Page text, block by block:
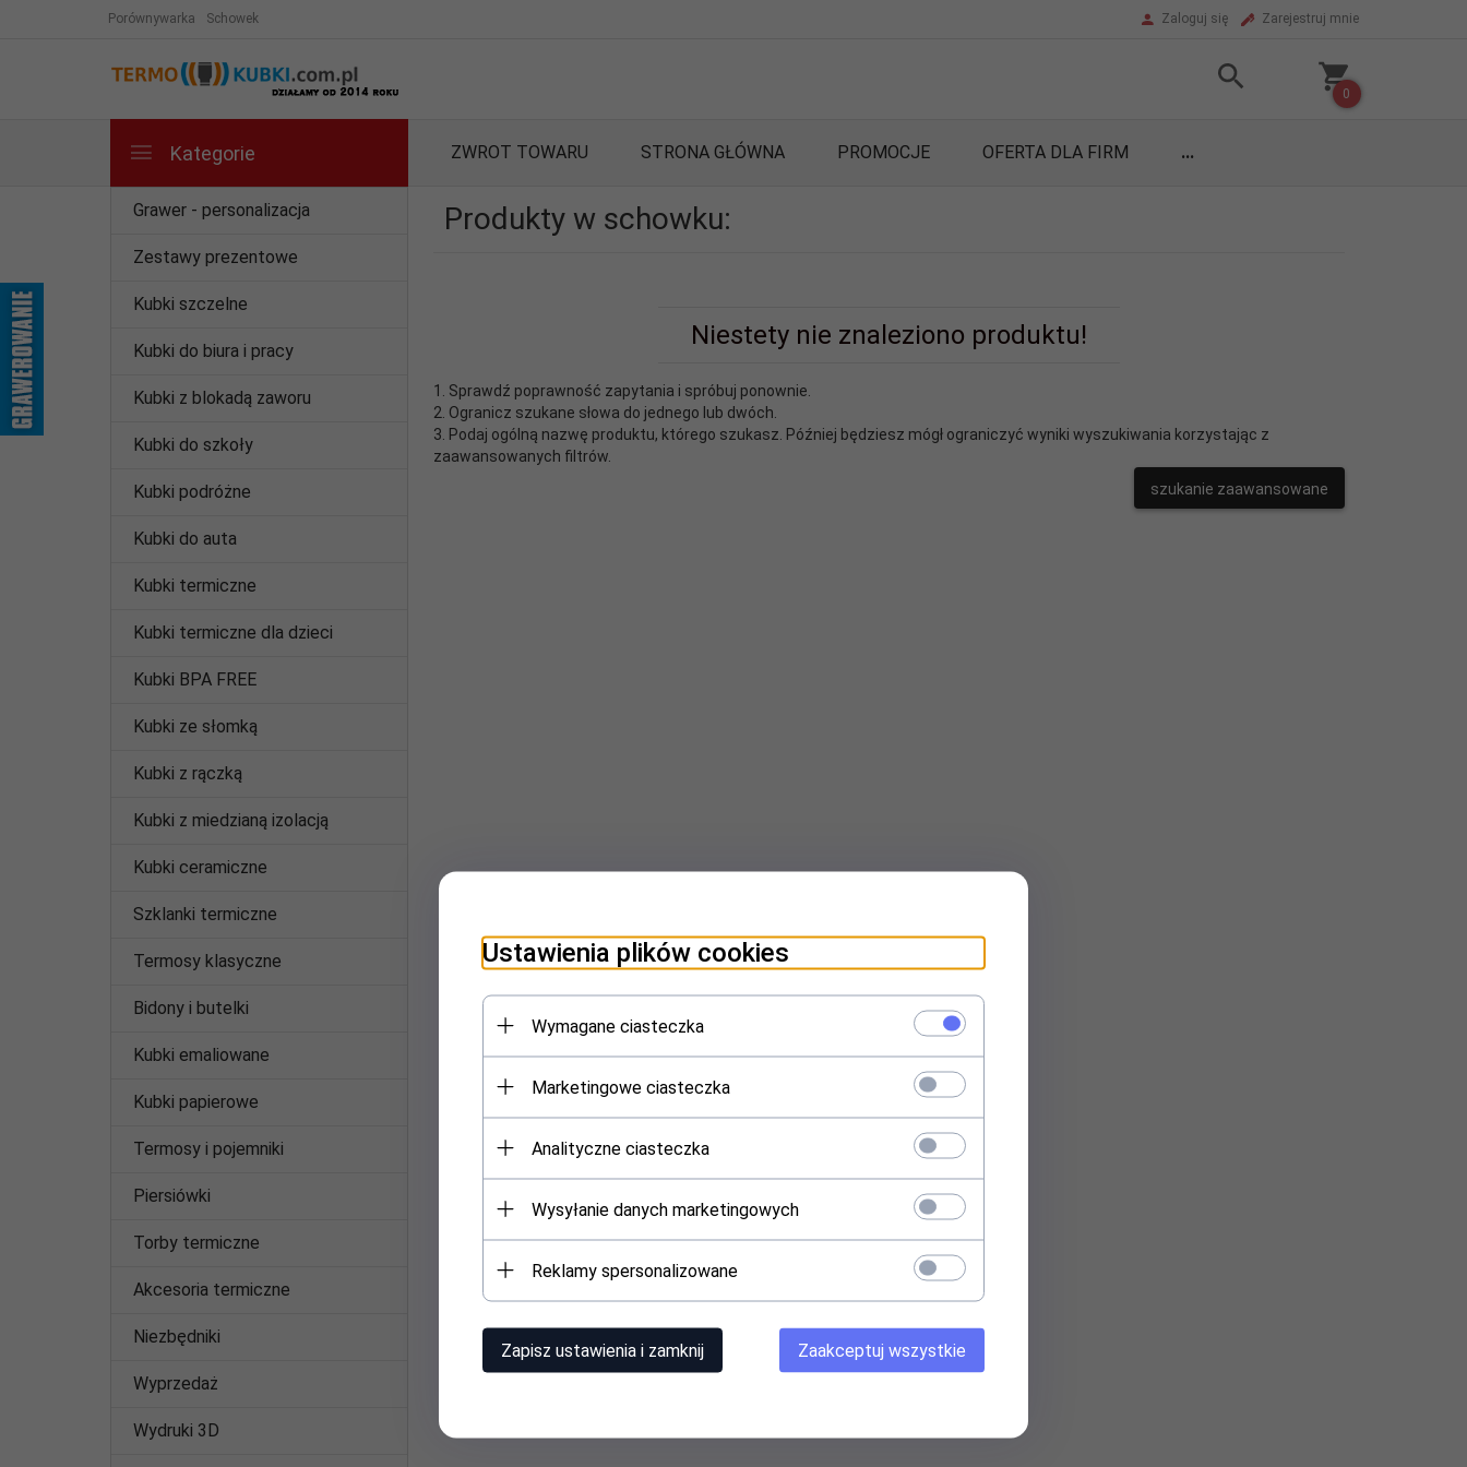
Porównywarka Schowek Zaloguj się Zarejestruj mnie
0
Kategorie ZWROT TOWARU STRONA GŁÓWNA PROMOCJE OFERTA DLA FIRM ...
Grawer - personalizacja
Zestawy prezentowe
Kubki szczelne
Kubki do biura i pracy
Kubki z blokadą zaworu
Kubki do szkoły
Kubki podróżne
Kubki do auta
Kubki termiczne
Kubki termiczne dla dzieci
Kubki BPA FREE
Kubki ze słomką
Kubki z rączką
Kubki z miedzianą izolacją
Kubki ceramiczne
Szklanki termiczne
Termosy klasyczne
Bidony i butelki
Kubki emaliowane
Kubki papierowe
Termosy i pojemniki
Piersiówki
Torby termiczne
Akcesoria termiczne
Niezbędniki
Wyprzedaż
Wydruki 3D
Produkty w schowku:
Niestety nie znaleziono produktu!
1. Sprawdź poprawność zapytania i spróbuj ponownie.
2. Ogranicz szukane słowa do jednego lub dwóch.
3. Podaj ogólną nazwę produktu, którego szukasz. Później będziesz mógł ograniczyć wyniki wyszukiwania korzystając z
zaawansowanych filtrów.
szukanie zaawansowane
Ustawienia plików cookies
Wymagane ciasteczka
Marketingowe ciasteczka
Analityczne ciasteczka
Wysyłanie danych marketingowych
Reklamy spersonalizowane
Zapisz ustawienia i zamknij Zaakceptuj wszystkie